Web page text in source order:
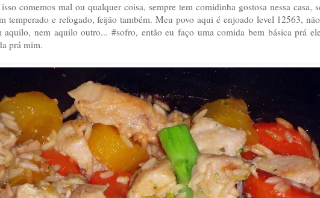
comemos mal ou qualquer coisa, sempre tem comidinha gostosa nessa casa,
temperado e refogado, feijão também. Meu povo aqui é enjoado level 12563,
aquilo, nem aquilo outro... #sofro, então eu faço uma comida bem básica prá
prá mim.